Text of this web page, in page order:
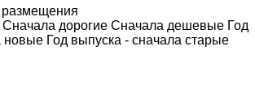
Сначала дорогие Сначала дешевые Год
новые Год выпуска - сначала старые